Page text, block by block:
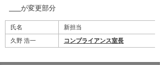
が変更部分
氏名
新担当
久野 浩一
コンプライアンス室長